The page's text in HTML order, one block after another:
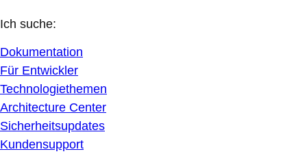
Ich suche:
Dokumentation
Für Entwickler
Technologiethemen
Architecture Center
Sicherheitsupdates
Kundensupport